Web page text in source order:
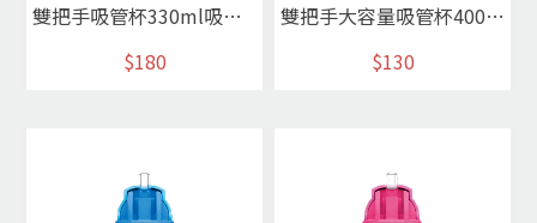
雙把手吸管杯330ml吸管零件*
$180
雙把手大容量吸管杯400ml吸管零件*
$130